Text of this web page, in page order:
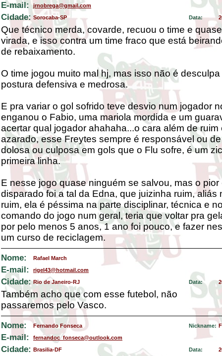
E-mail: jrnobrega@gmail.com
Cidade: Sorocaba-SP Data:
Que técnico merda, covarde, recuou o time e
virada, e isso contra um time fraco que está
de rebaixamento.
O time jogou muito mal hj, mas isso não é desculpa
postura defensiva e medrosa.
E pra variar o gol sofrido teve desvio num jogador
enganou o Fabio, uma mariola mordida e um
acertar qual jogador ahahaha...o cara além de ruim
azarado, esse Freytes sempre é responsável ou
dolosa ou culposa em gols que o Flu sofre, é um
primeira linha.
E nesse jogo quase ninguém se salvou, mas o pior
disparado foi a tal da Edna, que juizinha ruim, aliás
ruim, ela é péssima na parte disciplinar, técnica e
comando do jogo num geral, teria que voltar pra
por pelo menos 5 anos, 1 ano foi pouco, e fazer
um curso de reciclagem.
Nome: Rafael March
E-mail: rigel43@hotmail.com
Cidade: Rio de Janeiro-RJ Data:
Também acho que com esse futebol, não
passaremos pelo Vasco.
Nome: Fernando Fonseca Nickname:
E-mail: fernandoc_fonseca@outlook.com
Cidade: Brasilia-DF Data: